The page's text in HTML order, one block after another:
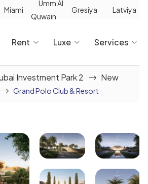
Miami
Umm Al
Quwain
Gresiya Latviya
Rent Luxe Services
Investment Park 2
New
Grand Polo Club & Resort